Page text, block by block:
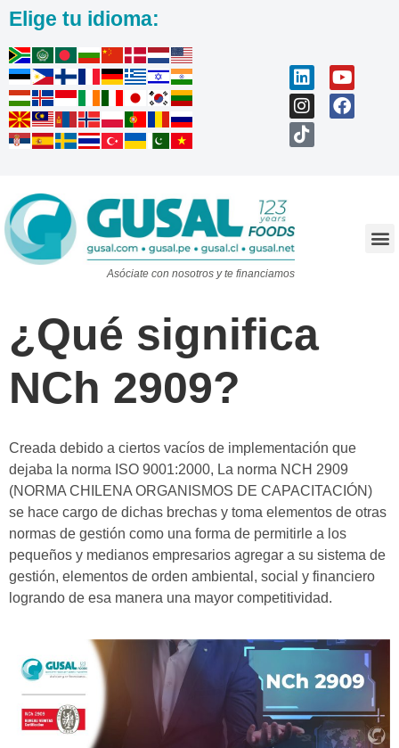
Elige tu idioma:
Asóciate con nosotros y te financiamos
¿Qué significa
NCh 2909?
Creada debido a ciertos vacíos de implementación que
dejaba la norma ISO 9001:2000, La norma NCH 2909
(NORMA CHILENA ORGANISMOS DE CAPACITACIÓN)
se hace cargo de dichas brechas y toma elementos de otras
normas de gestión como una forma de permitirle a los
pequeños y medianos empresarios agregar a su sistema de
gestión, elementos de orden ambiental, social y financiero
logrando de esa manera una mayor competitividad.